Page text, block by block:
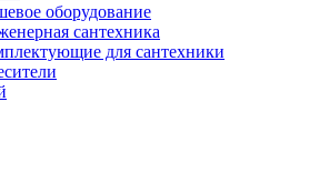
оборудование
сантехника
для сантехники